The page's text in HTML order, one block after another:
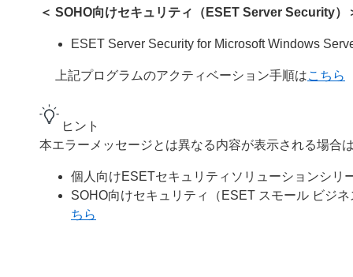
＜ SOHO向けセキュリティ（ESET Server Security）
ESET Server Security for Microsoft Windows
上記プログラムのアクティベーション手順はこちら
ヒント
本エラーメッセージとは異なる内容が表示される場合
個人向けESETセキュリティソリューションシリ
SOHO向けセキュリティ（ESET スモール ビジ
ちら